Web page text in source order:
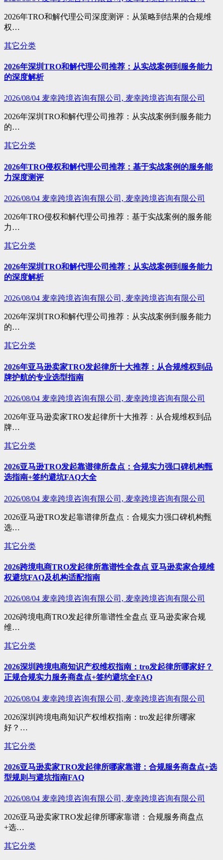
2026年TRO和解代理公司深度测评：从策略到结果的合规维
权…
其它分类
2026年深圳TRO和解代理公司推荐：从实战案例到服务能力
的深度解析
2026/08/04 麦幸跨境咨询有限公司, 麦幸跨境咨询有限公司
2026年深圳TRO和解代理公司推荐：从实战案例到服务能力
的…
其它分类
2026年TRO侵权和解代理公司推荐：基于实战案例的服务能
力深度测评
2026/08/04 麦幸跨境咨询有限公司, 麦幸跨境咨询有限公司
2026年TRO侵权和解代理公司推荐：基于实战案例的服务能
力…
其它分类
2026年深圳TRO和解代理公司推荐：从实战案例到服务能力
的深度解析
2026/08/04 麦幸跨境咨询有限公司, 麦幸跨境咨询有限公司
2026年深圳TRO和解代理公司推荐：从实战案例到服务能力
的…
其它分类
2026年亚马逊卖家TRO发起律所十大推荐：从合规维权到品
牌护航的专业选型指南
2026/08/04 麦幸跨境咨询有限公司, 麦幸跨境咨询有限公司
2026年亚马逊卖家TRO发起律所十大推荐：从合规维权到品
牌…
其它分类
2026亚马逊TRO发起靠谱律所盘点：合规实力强口碑机构甄
选指南+签约避坑FAQ大全
2026/08/04 麦幸跨境咨询有限公司, 麦幸跨境咨询有限公司
2026亚马逊TRO发起靠谱律所盘点：合规实力强口碑机构甄
选…
其它分类
2026跨境电商TRO发起律所靠谱性全盘点 亚马逊卖家合规维
权避坑FAQ及机构适配指南
2026/08/04 麦幸跨境咨询有限公司, 麦幸跨境咨询有限公司
2026跨境电商TRO发起律所靠谱性全盘点 亚马逊卖家合规
维…
其它分类
2026深圳跨境电商知识产权维权指南：tro发起律所哪家好？
正规合规实力服务商盘点+签约避坑全FAQ
2026/08/04 麦幸跨境咨询有限公司, 麦幸跨境咨询有限公司
2026深圳跨境电商知识产权维权指南：tro发起律所哪家
好？…
其它分类
2026亚马逊卖家TRO发起律所哪家靠谱：合规服务商盘点+选
型规则与避坑指南FAQ
2026/08/04 麦幸跨境咨询有限公司, 麦幸跨境咨询有限公司
2026亚马逊卖家TRO发起律所哪家靠谱：合规服务商盘点
+选…
其它分类